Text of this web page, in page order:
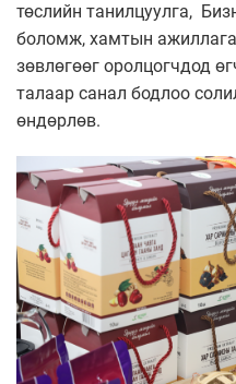
төслийн танилцуулга,
боломж, хамтын
зөвлөгөөг оролцогчдод
талаар санал бодлоо
өндөрлөв.